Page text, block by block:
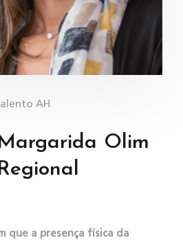
AH
Olim
que a presença física da